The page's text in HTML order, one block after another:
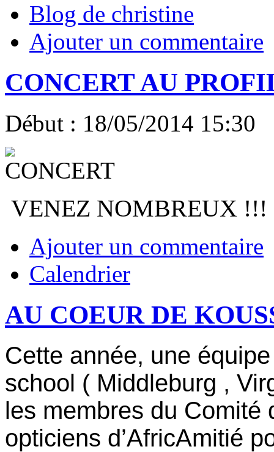
Blog de christine
Ajouter un commentaire
CONCERT AU
Début : 18/05/2014 15:30
VENEZ NOMBREUX !!!
Ajouter un commentaire
Calendrier
AU COEUR DE
Cette année, une
school ( Middleburg ,
les membres du Comité
opticiens d’AfricAmitié